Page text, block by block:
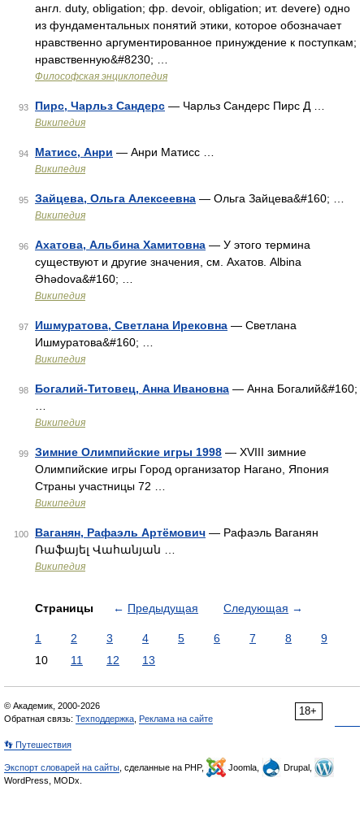
англ. duty, obligation; фр. devoir, obligation; ит. devere) одно
из фундаментальных понятий этики, которое обозначает
нравственно аргументированное принуждение к поступкам;
нравственную&#8230; …
Философская энциклопедия
93 Пирс, Чарльз Сандерс — Чарльз Сандерс Пирс Д …
Википедия
94 Матисс, Анри — Анри Матисс …
Википедия
95 Зайцева, Ольга Алексеевна — Ольга Зайцева&#160; …
Википедия
96 Ахатова, Альбина Хамитовна — У этого термина
существуют и другие значения, см. Ахатов. Albina
Əhədova&#160; …
Википедия
97 Ишмуратова, Светлана Ирековна — Светлана
Ишмуратова&#160; …
Википедия
98 Богалий-Титовец, Анна Ивановна — Анна Богалий&#160;
Википедия
99 Зимние Олимпийские игры 1998 — XVIII зимние
Олимпийские игры Город организатор Нагано, Япония
Страны участницы 72 …
Википедия
100 Ваганян, Рафаэль Артёмович — Рафаэль Ваганян
Ռաֆայել Վահանյան …
Википедия
Страницы ← Предыдущая Следующая →
1 2 3 4 5 6 7 8
9
10
11 12 13
18+
© Академик, 2000-2026
Обратная связь: Техподдержка Реклама на сайте
👣 Путешествия
Экспорт словарей на сайты , сделанные на PHP, Joomla,
Drupal,
WordPress, MODx.